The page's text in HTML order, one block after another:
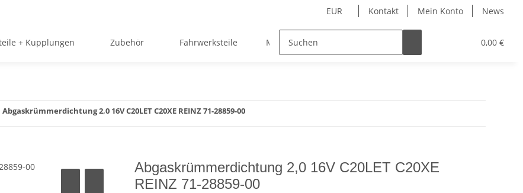
EUR Kontakt Mein Konto News
0,00 €
+ Kupplungen Zubehör Fahrwerksteile Merchandise
Abgaskrümmerdichtung 2,0 16V C20LET C20XE REINZ 71-28859-00
Abgaskrümmerdichtung 2,0 16V C20LET C20XE
REINZ 71-28859-00